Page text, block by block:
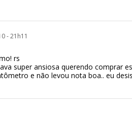
- 21h11
rs
super ansiosa querendo comprar
e não levou nota boa.. eu